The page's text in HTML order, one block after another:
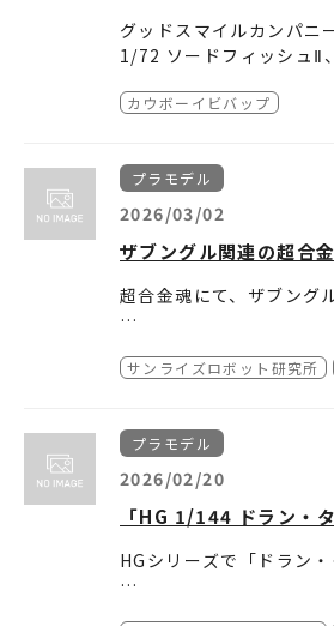
グッドスマイルカンパニ
1/72 ソードフィッシュⅡ
予約受付開始！
組みやすさに特化！手頃
モデル。
アニメ『カウボーイビバ
パイク・スピーゲルの愛
1/72スケールは組みやす
ーモデルとして登場！
・全長約240mm、全幅
・ランディングギアの収
ノンの旋回・伸縮が可能。
・コックピットユニット
が可能。
・着座状態の「スパイク
ギュア（未塗装）が付属
・各成形色により組み立
近い色分けを再現できま
予約受付締切：2026年7
予約サイト：
vVX
★MODEROID DX-
シュⅡ
パイク・スピーゲルの愛
II」がMODEROID DX-
ンナップ！
1/48スケールは劇中のギ
だハイエンドモデルとし
・全長約360mm、全幅
・メカニカルデザイン山
練されたフォルムの機体
・主翼には一部金属パー
構や補助翼の旋回を再現
ノンの旋回・伸縮が可能
・コックピットユニット
・コックピットユニット
塗装派向けのクリアー状
・エンジン部エアブレー
・同スケールの「スパイ
イン」のミニフィギュア
スパイクは立ちポーズの
トに着座できる2タイプが
カウボーイビバップ
プラモデル
2026/03/02
ザブングル関連の超合
超合金魂にて、ザブング
「超合金魂 GX-38X ウォ
場。​
合わせて遊べるウォーカ
に受注開始。​
では、​
サンライズロボット研究所
プラモデル
2026/02/20
「HG 1/144 ドラン・
HGシリーズで「ドラン